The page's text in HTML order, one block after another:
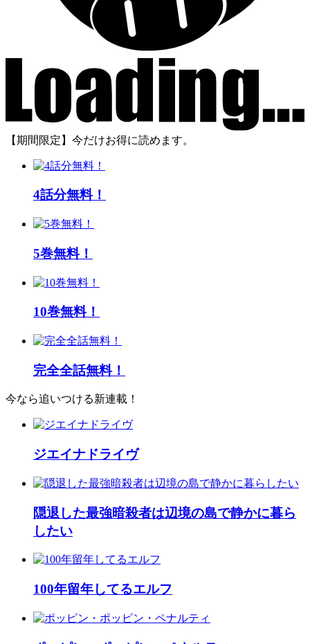
【期間限定】今だけお得に読めます。
4話分無料！
5巻無料！
10巻無料！
完全全話無料！
今なら追いつける新連載！
ジエイナドライヴ
隠退した最強暗殺者は辺境の島で静かに暮ら
したい
100年留年してるエルフ